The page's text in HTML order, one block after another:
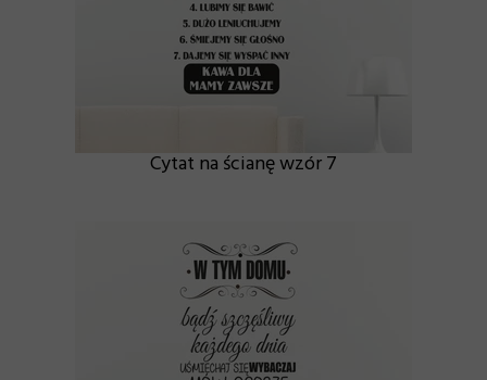
Cytat na ścianę wzór 7